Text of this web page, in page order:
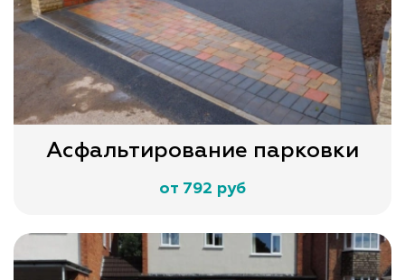
Асфальтирование парковки
от 792 руб